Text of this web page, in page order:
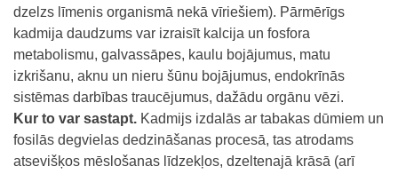
dzelzs līmenis organismā nekā vīriešiem). Pārmērīgs
kadmija daudzums var izraisīt kalcija un fosfora
metabolismu, galvassāpes, kaulu bojājumus, matu
izkrišanu, aknu un nieru šūnu bojājumus, endokrīnās
sistēmas darbības traucējumus, dažādu orgānu vēzi.
Kur to var sastapt. Kadmijs izdalās ar tabakas dūmiem un
fosilās degvielas dedzināšanas procesā, tas atrodams
atsevišķos mēslošanas līdzekļos, dzeltenajā krāsā (arī